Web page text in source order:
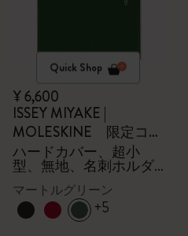
Quick Shop
¥ 6,600
ISSEY MIYAKE |
MOLESKINE 限定コレ
クション
ハードカバー、超小
型、無地、名刺ホルダ
ー - 箱付き
マートルグリーン
+5